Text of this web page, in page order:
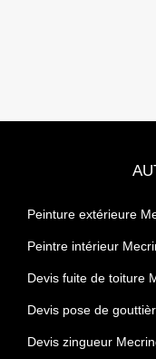
Peinture extérieure
Peintre intérieur
Devis fuite de toiture
Devis pose de
Devis zingueur